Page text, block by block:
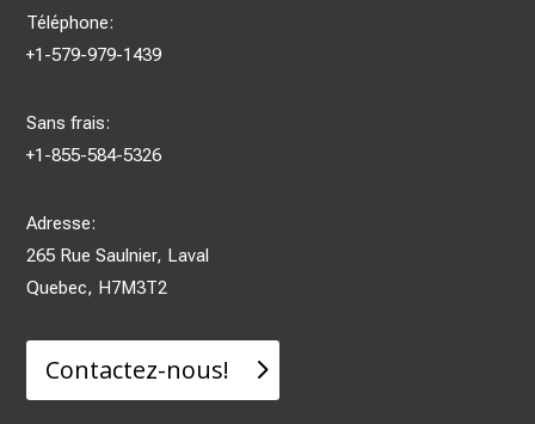
Téléphone:
+1-579-979-1439
Sans frais:
+1-855-584-5326
Adresse:
265 Rue Saulnier, Laval
Quebec, H7M3T2
Contactez-nous!